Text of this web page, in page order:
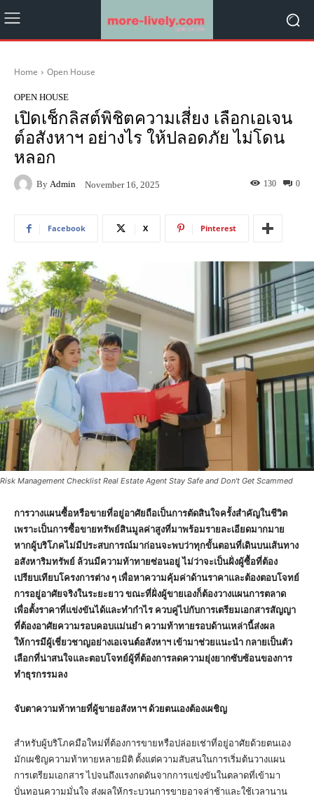
Home Open House
OPEN HOUSE
เปิดเช็กลิสต์พิชิตความเสี่ยง เลือกเอเจน
ต์อสังหาฯ อย่างไร ให้ปลอดภัย ไม่โดน
หลอก
By Admin November 16, 2025 0
130
Facebook X Pinterest
Risk Management Checklist Real Estate Agent Stay Safe and Don't Get Scammed
การวางแผนซื้อหรือขายที่อยู่อาศัยถือเป็นการตัดสินใจครั้งสำคัญในชีวิต
เพราะเป็นการซื้อขายทรัพย์สินมูลค่าสูงที่มาพร้อมรายละเอียดมากมาย
หากผู้บริโภคไม่มีประสบการณ์มาก่อนจะพบว่าทุกขั้นตอนที่เดินบนเส้นทาง
อสังหาริมทรัพย์ ล้วนมีความท้าทายซ่อนอยู่ ไม่ว่าจะเป็นฝั่งผู้ซื้อที่ต้อง
เปรียบเทียบโครงการต่าง ๆ เพื่อหาความคุ้มค่าด้านราคาและต้องตอบโจทย์
การอยู่อาศัยจริงในระยะยาว ขณะที่ฝั่งผู้ขายเองก็ต้องวางแผนการตลาด
เพื่อตั้งราคาที่แข่งขันได้และทำกำไร ควบคู่ไปกับการเตรียมเอกสารสัญญา
ที่ต้องอาศัยความรอบคอบแม่นยำ ความท้าทายรอบด้านเหล่านี้ส่งผล
ให้การมีผู้เชี่ยวชาญอย่างเอเจนต์อสังหาฯ เข้ามาช่วยแนะนำ กลายเป็นตัว
เลือกที่น่าสนใจและตอบโจทย์ผู้ที่ต้องการลดความยุ่งยากซับซ้อนของการ
ทำธุรกรรมลง
จับตาความท้าทายที่ผู้ขายอสังหาฯ ด้วยตนเองต้องเผชิญ
สำหรับผู้บริโภคมือใหม่ที่ต้องการขายหรือปล่อยเช่าที่อยู่อาศัยด้วยตนเอง
มักเผชิญความท้าทายหลายมิติ ตั้งแต่ความสับสนในการเริ่มต้นวางแผน
การเตรียมเอกสาร ไปจนถึงแรงกดดันจากการแข่งขันในตลาดที่เข้ามา
บั่นทอนความมั่นใจ ส่งผลให้กระบวนการขายอาจล่าช้าและใช้เวลานาน